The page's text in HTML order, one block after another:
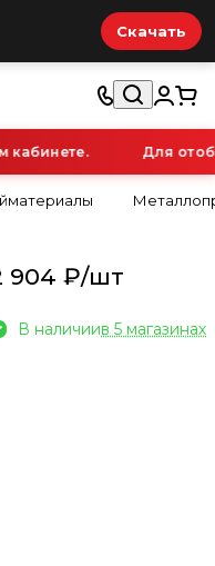
Скачать
Для
904 ₽/шт
В наличиив 5 магазинах